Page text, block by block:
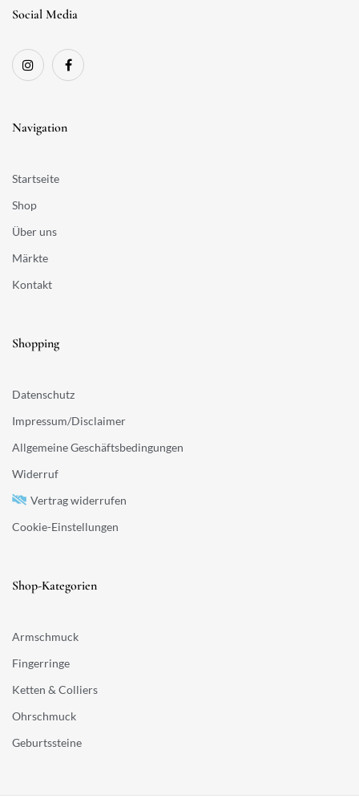
Social Media
Navigation
Startseite
Shop
Über uns
Märkte
Kontakt
Shopping
Datenschutz
Impressum/Disclaimer
Allgemeine Geschäftsbedingungen
Widerruf
Vertrag widerrufen
Cookie-Einstellungen
Shop-Kategorien
Armschmuck
Fingerringe
Ketten & Colliers
Ohrschmuck
Geburtssteine